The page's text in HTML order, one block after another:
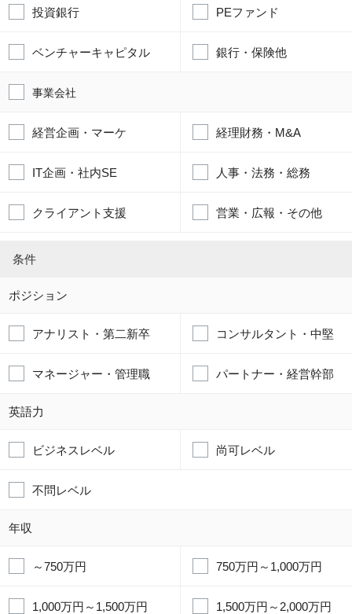
投資銀行 PEファンド
ベンチャーキャピタル 銀行・保険他
事業会社
経営企画・マーケ 経理財務・M&A
IT企画・社内SE 人事・法務・総務
クライアント支援 営業・広報・その他
条件
ポジション
アナリスト・第二新卒 コンサルタント・中堅
マネージャー・管理職 パートナー・経営幹部
英語力
ビジネスレベル 尚可レベル
不問レベル
年収
～750万円 750万円～1,000万円
1,000万円～1,500万円 1,500万円～2,000万円